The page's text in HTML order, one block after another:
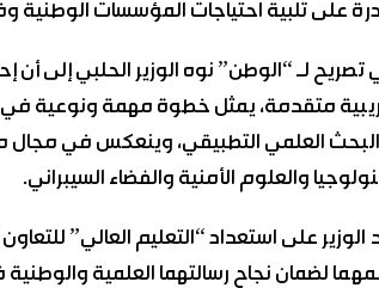
على تلبية احتياجات المؤسسات الوطنية
لـ “الوطن” نوه الوزير الحلبي إلى أن
متقدمة، يمثل خطوة مهمة ونوعية في
العلمي التطبيقي، وينعكس في مجال
والعلوم الأمنية والفضاء السيبراني.
الوزير على استعداد “التعليم العالي”
لضمان نجاح رسالتهما العلمية